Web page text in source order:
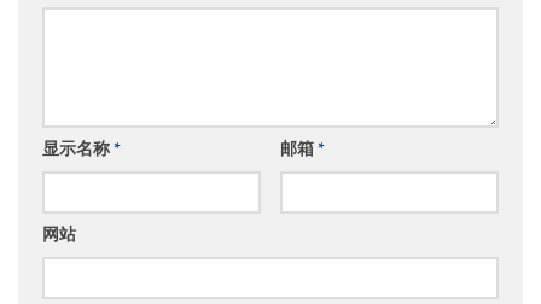
显示名称* 邮箱*
网站